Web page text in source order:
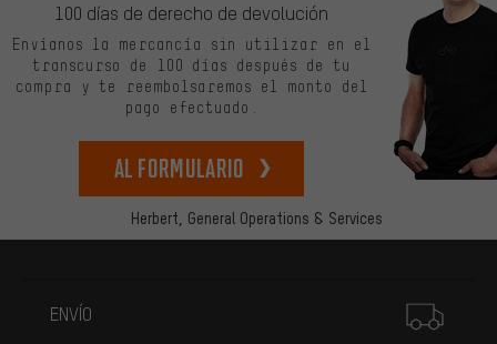
Herbert, General Operations & Services
100 días de derecho de devolución
Envíanos la mercancía sin utilizar en el
transcurso de 100 días después de tu
compra y te reembolsaremos el monto del
pago efectuado.
Al formulario
ENVÍO